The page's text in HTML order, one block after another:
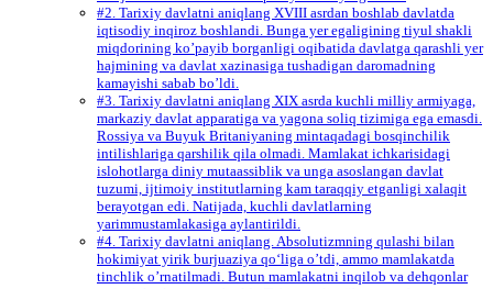
#2. Tarixiy davlatni aniqlang XVIII asrdan boshlab davlatda
iqtisodiy inqiroz boshlandi. Bunga yer egaligining tiyul shakli
miqdorining ko’payib borganligi oqibatida davlatga qarashli yer
hajmining va davlat xazinasiga tushadigan daromadning
kamayishi sabab bo’ldi.
#3. Tarixiy davlatni aniqlang XIX asrda kuchli milliy armiyaga,
markaziy davlat apparatiga va yagona soliq tizimiga ega emasdi.
Rossiya va Buyuk Britaniyaning mintaqadagi bosqinchilik
intilishlariga qarshilik qila olmadi. Mamlakat ichkarisidagi
islohotlarga diniy mutaassiblik va unga asoslangan davlat
tuzumi, ijtimoiy institutlarning kam taraqqiy etganligi xalaqit
berayotgan edi. Natijada, kuchli davlatlarning
yarimmustamlakasiga aylantirildi.
#4. Tarixiy davlatni aniqlang. Absolutizmning qulashi bilan
hokimiyat yirik burjuaziya qo‘liga o’tdi, ammo mamlakatda
tinchlik o’rnatilmadi. Butun mamlakatni inqilob va dehqonlar